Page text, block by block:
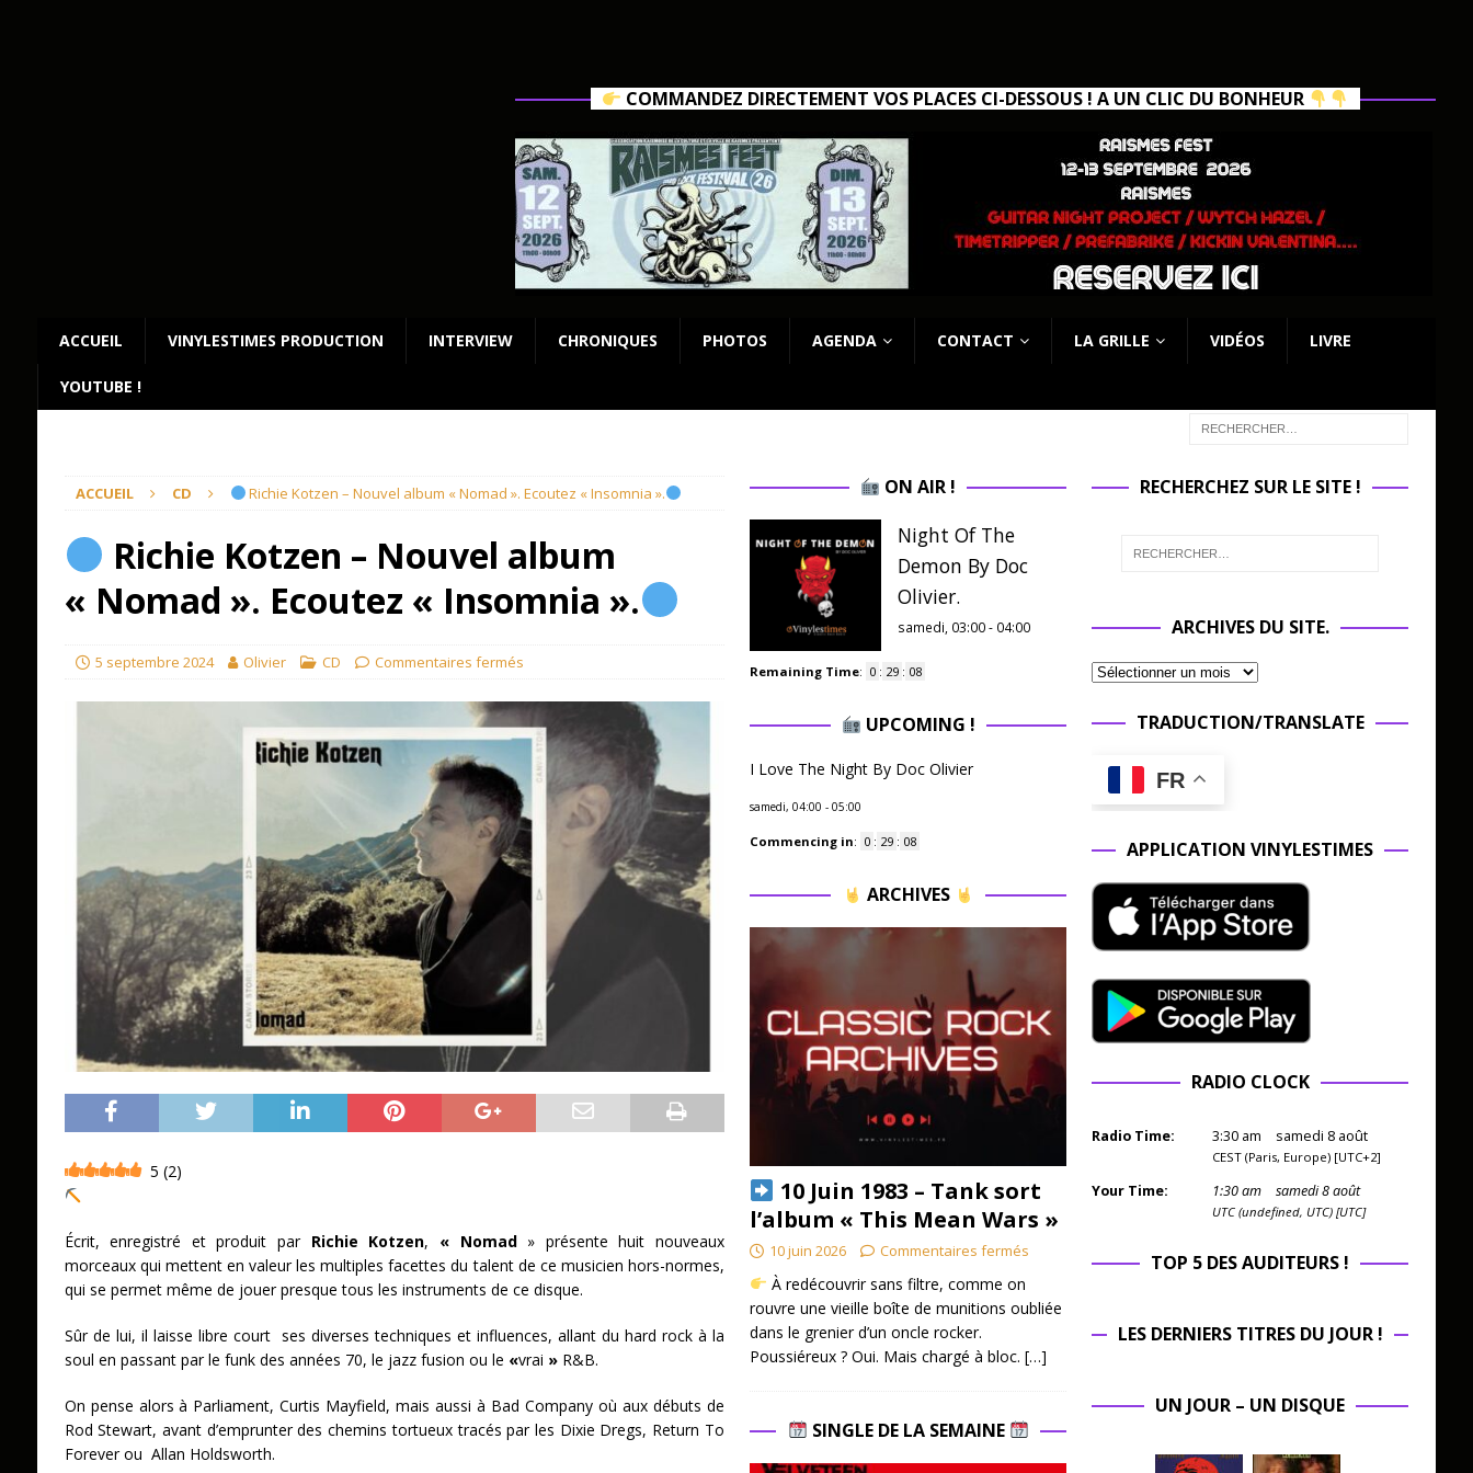
COMMANDEZ DIRECTEMENT VOS PLACES CI-DESSOUS ! A UN CLIC DU BONHEUR
ACCUEIL VINYLESTIMES PRODUCTION INTERVIEW CHRONIQUES PHOTOS AGENDA CONTACT LA GRILLE VIDÉOS LIVRE
YOUTUBE !
ACCUEIL CD Richie Kotzen – Nouvel album « Nomad ». Ecoutez « Insomnia ».
Richie Kotzen – Nouvel album
« Nomad ». Ecoutez « Insomnia ».
5 septembre 2024 Olivier CD Commentaires fermés
5 (2)
Écrit, enregistré et produit par Richie Kotzen, « Nomad » présente huit nouveaux
morceaux qui mettent en valeur les multiples facettes du talent de ce musicien hors-normes,
qui se permet même de jouer presque tous les instruments de ce disque.
Sûr de lui, il laisse libre court ses diverses techniques et influences, allant du hard rock à la
soul en passant par le funk des années 70, le jazz fusion ou le «vrai » R&B.
On pense alors à Parliament, Curtis Mayfield, mais aussi à Bad Company où aux débuts de
Rod Stewart, avant d’emprunter des chemins tortueux tracés par les Dixie Dregs, Return To
Forever ou Allan Holdsworth.
ON AIR !
Night Of The
Demon By Doc
Olivier.
samedi, 03:00 - 04:00
Remaining Time: 0 : 29 : 07
UPCOMING !
I Love The Night By Doc Olivier
samedi, 04:00 - 05:00
Commencing in: 0 : 29 : 07
ARCHIVES
10 Juin 1983 – Tank sort
l’album « This Mean Wars »
10 juin 2026 Commentaires fermés
À redécouvrir sans filtre, comme on
rouvre une vieille boîte de munitions oubliée
dans le grenier d’un oncle rocker.
Poussiéreux ? Oui. Mais chargé à bloc. […]
SINGLE DE LA SEMAINE
RECHERCHEZ SUR LE SITE !
ARCHIVES DU SITE.
TRADUCTION/TRANSLATE
FR
APPLICATION VINYLESTIMES
RADIO CLOCK
Radio Time: 3:30 am samedi 8 août
CEST (Paris, Europe) [UTC+2]
Your Time: 1:30am samedi 8 août
UTC (undefined, UTC) [UTC]
TOP 5 DES AUDITEURS !
LES DERNIERS TITRES DU JOUR !
UN JOUR – UN DISQUE